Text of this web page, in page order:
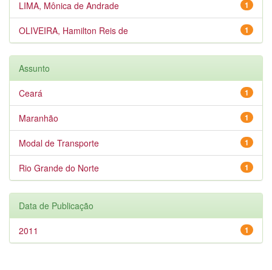
1
LIMA, Mônica de Andrade
1
OLIVEIRA, Hamilton Reis de
Assunto
1
Ceará
1
Maranhão
1
Modal de Transporte
1
Rio Grande do Norte
Data de Publicação
1
2011